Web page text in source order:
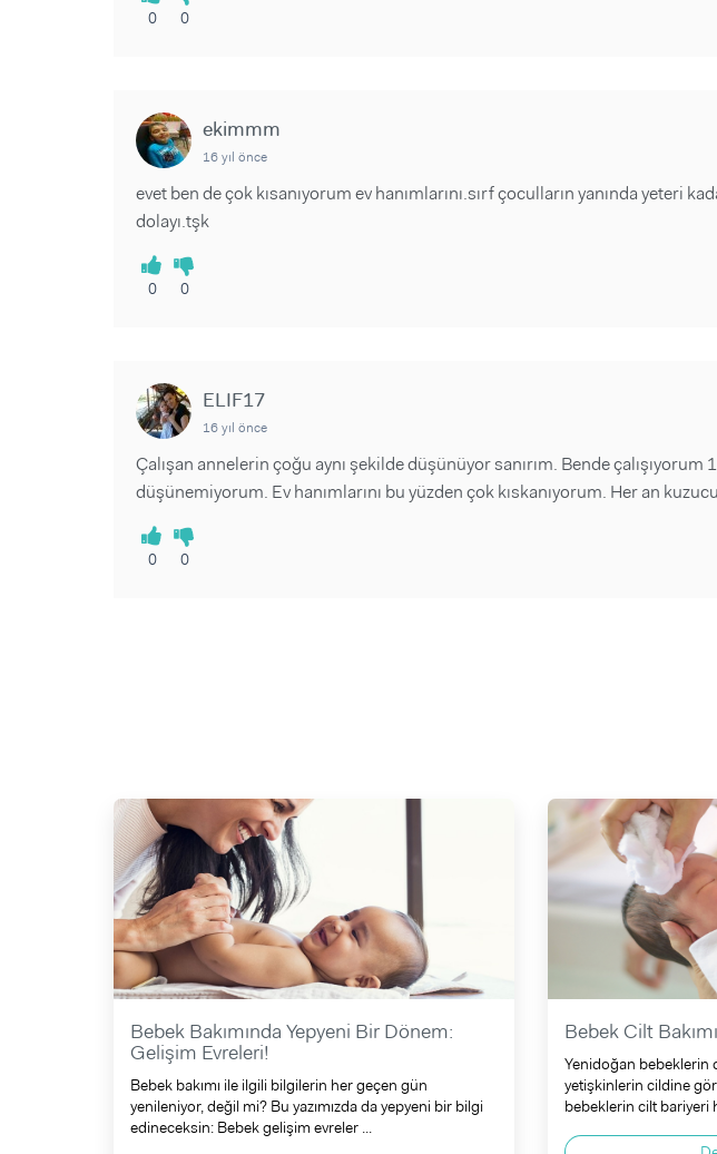
0 0
ekimmm
16 yıl önce
evet ben de çok kısanıyorum ev hanımlarını.sırf çoculların yanında yeteri
dolayı.tşk
0 0
ELIF17
16 yıl önce
Çalışan annelerin çoğu aynı şekilde düşünüyor sanırım. Bende çalışıyorum
düşünemiyorum. Ev hanımlarını bu yüzden çok kıskanıyorum. Her an
0 0
Bebek Bakımında Yepyeni Bir Dönem:
Gelişim Evreleri!
Bebek bakımı ile ilgili bilgilerin her geçen gün
yenileniyor, değil mi? Bu yazımızda da yepyeni bir bilgi
edineceksin: Bebek gelişim evreler ...
Bebek Cilt Bakımı
Yenidoğan bebeklerin
yetişkinlerin cildine
bebeklerin cilt bariyeri